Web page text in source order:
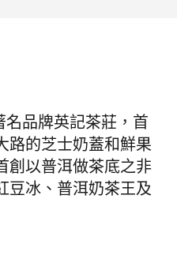
名品牌英記茶莊，首
路的芝士奶蓋和鮮果
創以普洱做茶底之非
豆冰 、 普洱奶茶王及